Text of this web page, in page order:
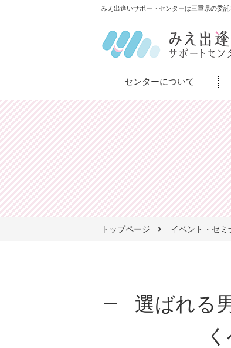
みえ出逢いサポートセンターは三重県の委
センターについて
トップページ イベント・セミ
選ばれる